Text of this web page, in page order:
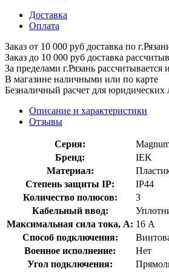
Доставка
Оплата
Заказ от 10 000 руб доставка по
Заказ до 10 000 руб доставка
За пределами г.Рязань рассчитывается
В магазине наличными или по карте
Безналичный расчет для
Описание и характеристики
Отзывы
Серия:
Бренд:
IEK
Материал:
Степень защиты IP:
IP44
Количество полюсов:
3
Кабельный ввод:
Максимальная сила тока, А: 16 А
Способ подключения:
Военное исполнение:
Нет
Угол подключения: